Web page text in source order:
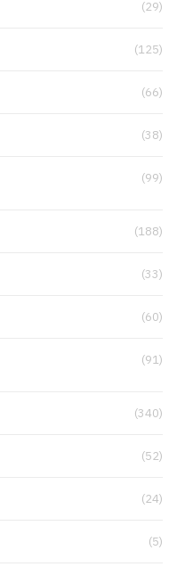
(29)
(125)
(66)
(38)
(99)
(188)
(33)
(60)
(91)
(340)
(52)
(24)
(5)